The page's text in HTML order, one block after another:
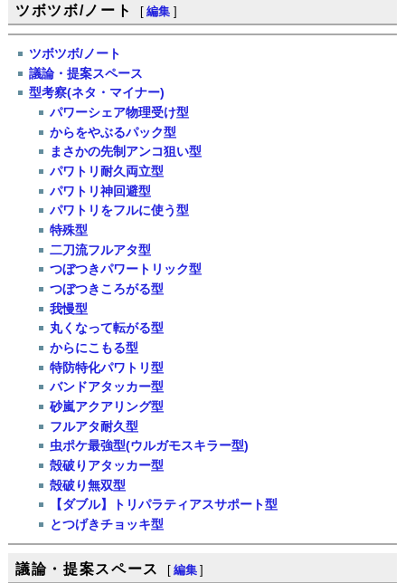
ツボツボ/ノート [ 編集 ]
ツボツボ/ノート
議論・提案スペース
型考察(ネタ・マイナー)
パワーシェア物理受け型
からをやぶるパック型
まさかの先制アンコ狙い型
パワトリ耐久両立型
パワトリ神回避型
パワトリをフルに使う型
特殊型
二刀流フルアタ型
つぼつきパワートリック型
つぼつきころがる型
我慢型
丸くなって転がる型
からにこもる型
特防特化パワトリ型
バンドアタッカー型
砂嵐アクアリング型
フルアタ耐久型
虫ポケ最強型(ウルガモスキラー型)
殻破りアタッカー型
殻破り無双型
【ダブル】トリパラティアスサポート型
とつげきチョッキ型
議論・提案スペース [ 編集 ]